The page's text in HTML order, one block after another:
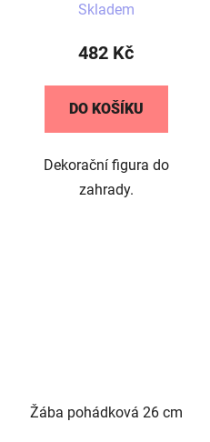
Skladem
482 Kč
DO KOŠÍKU
Dekorační figura do
zahrady.
Žába pohádková 26 cm